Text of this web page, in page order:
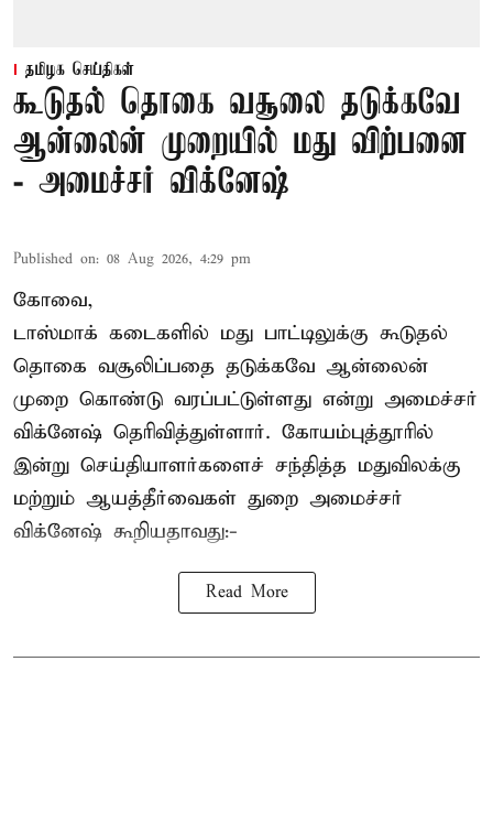
தமிழக செய்திகள்
கூடுதல் தொகை வசூலை தடுக்கவே
ஆன்லைன் முறையில் மது விற்பனை
- அமைச்சர் விக்னேஷ்
Published on: 08 Aug 2026, 4:29 pm
கோவை,
டாஸ்மாக் கடைகளில் மது பாட்டிலுக்கு கூடுதல்
தொகை வசூலிப்பதை தடுக்கவே ஆன்லைன்
முறை கொண்டு வரப்பட்டுள்ளது என்று அமைச்சர்
விக்னேஷ் தெரிவித்துள்ளார். கோயம்புத்தூரில்
இன்று செய்தியாளர்களைச் சந்தித்த மதுவிலக்கு
மற்றும் ஆயத்தீர்வைகள் துறை அமைச்சர்
விக்னேஷ் கூறியதாவது:-
Read More